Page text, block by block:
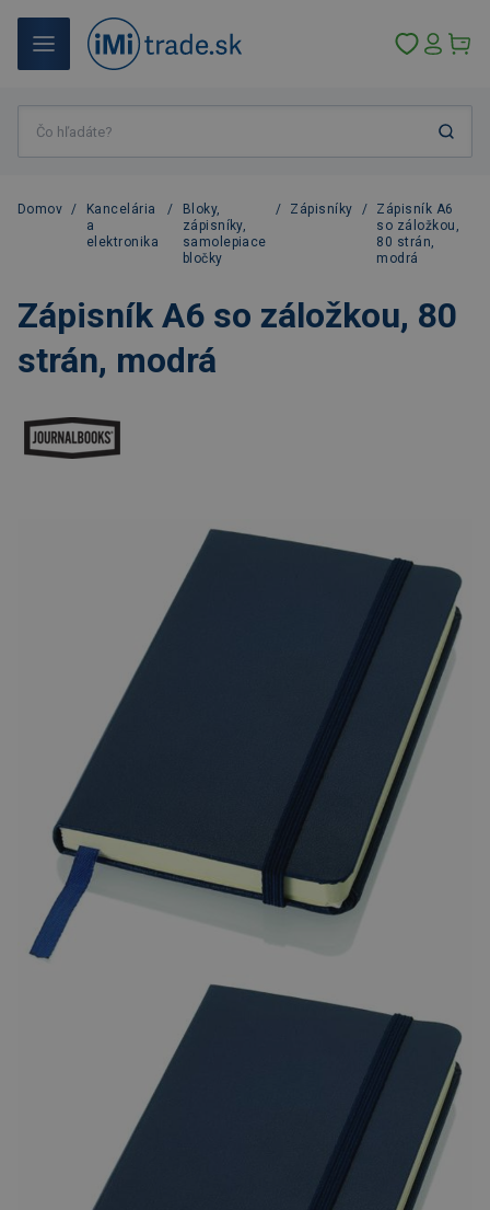
Domov /
Kancelária
a
elektronika
/
Bloky,
zápisníky,
samolepiace
bločky
/ Zápisníky /
Zápisník A6
so záložkou,
80 strán,
modrá
Zápisník A6 so záložkou, 80
strán, modrá